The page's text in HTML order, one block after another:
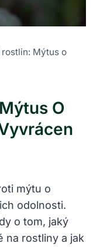
Mýtus o
O
mýtu o
odolnosti.
o tom, jaký
na rostliny a jak